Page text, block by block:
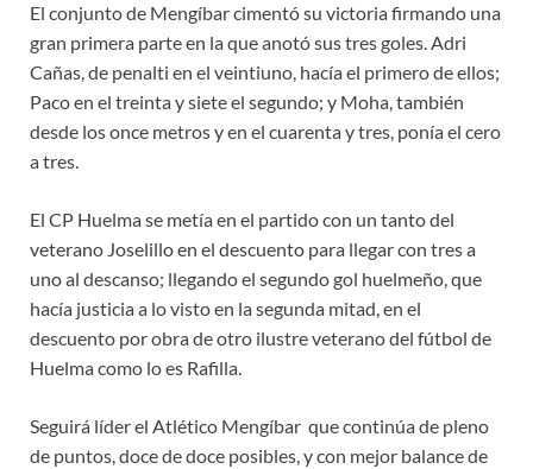
El conjunto de Mengíbar cimentó su victoria firmando una
gran primera parte en la que anotó sus tres goles. Adri
Cañas, de penalti en el veintiuno, hacía el primero de ellos;
Paco en el treinta y siete el segundo; y Moha, también
desde los once metros y en el cuarenta y tres, ponía el cero
a tres.
El CP Huelma se metía en el partido con un tanto del
veterano Joselillo en el descuento para llegar con tres a
uno al descanso; llegando el segundo gol huelmeño, que
hacía justicia a lo visto en la segunda mitad, en el
descuento por obra de otro ilustre veterano del fútbol de
Huelma como lo es Rafilla.
Seguirá líder el Atlético Mengíbar que continúa de pleno
de puntos, doce de doce posibles, y con mejor balance de